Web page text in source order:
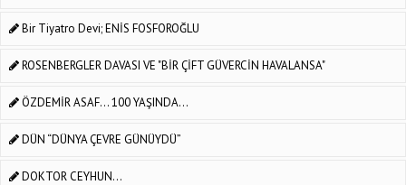
Bir Tiyatro Devi; ENİS FOSFOROĞLU
ROSENBERGLER DAVASI VE "BİR ÇİFT GÜVERCİN HAVALANSA"
ÖZDEMİR ASAF... 100 YAŞINDA...
DÜN “DÜNYA ÇEVRE GÜNÜYDÜ”
DOKTOR CEYHUN…